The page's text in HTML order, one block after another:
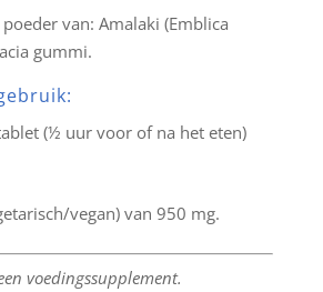
van: Amalaki (Emblica
gummi.
(½ uur voor of na het eten)
vegan) van 950 mg.
voedingssupplement.